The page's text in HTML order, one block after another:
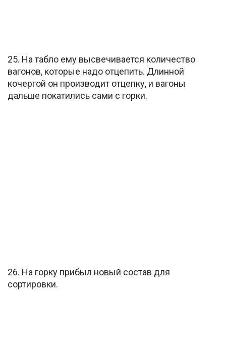
25. На табло ему высвечивается количество
вагонов, которые надо отцепить. Длинной
кочергой он производит отцепку, и вагоны
дальше покатились сами с горки.
26. На горку прибыл новый состав для
сортировки.